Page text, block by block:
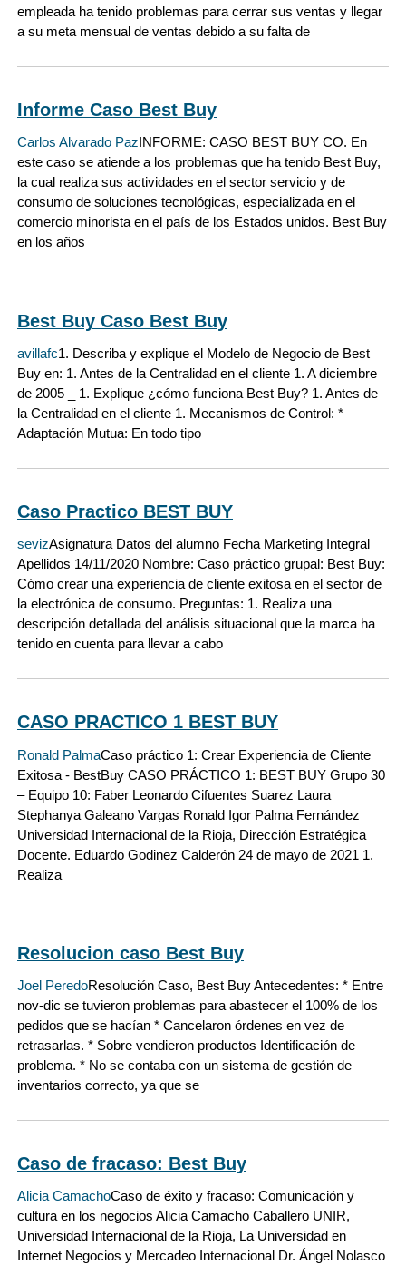
empleada ha tenido problemas para cerrar sus ventas y llegar
a su meta mensual de ventas debido a su falta de
Informe Caso Best Buy
Carlos Alvarado Paz INFORME: CASO BEST BUY CO. En
este caso se atiende a los problemas que ha tenido Best Buy,
la cual realiza sus actividades en el sector servicio y de
consumo de soluciones tecnológicas, especializada en el
comercio minorista en el país de los Estados unidos. Best Buy
en los años
Best Buy Caso Best Buy
avillafc1. Describa y explique el Modelo de Negocio de Best
Buy en: 1. Antes de la Centralidad en el cliente 1. A diciembre
de 2005 _ 1. Explique ¿cómo funciona Best Buy? 1. Antes de
la Centralidad en el cliente 1. Mecanismos de Control: *
Adaptación Mutua: En todo tipo
Caso Practico BEST BUY
sevizAsignatura Datos del alumno Fecha Marketing Integral
Apellidos 14/11/2020 Nombre: Caso práctico grupal: Best Buy:
Cómo crear una experiencia de cliente exitosa en el sector de
la electrónica de consumo. Preguntas: 1. Realiza una
descripción detallada del análisis situacional que la marca ha
tenido en cuenta para llevar a cabo
CASO PRACTICO 1 BEST BUY
Ronald PalmaCaso práctico 1: Crear Experiencia de Cliente
Exitosa - BestBuy CASO PRÁCTICO 1: BEST BUY Grupo 30
– Equipo 10: Faber Leonardo Cifuentes Suarez Laura
Stephanya Galeano Vargas Ronald Igor Palma Fernández
Universidad Internacional de la Rioja, Dirección Estratégica
Docente. Eduardo Godinez Calderón 24 de mayo de 2021 1.
Realiza
Resolucion caso Best Buy
Joel PeredoResolución Caso, Best Buy Antecedentes: * Entre
nov-dic se tuvieron problemas para abastecer el 100% de los
pedidos que se hacían * Cancelaron órdenes en vez de
retrasarlas. * Sobre vendieron productos Identificación de
problema. * No se contaba con un sistema de gestión de
inventarios correcto, ya que se
Caso de fracaso: Best Buy
Alicia CamachoCaso de éxito y fracaso: Comunicación y
cultura en los negocios Alicia Camacho Caballero UNIR,
Universidad Internacional de la Rioja, La Universidad en
Internet Negocios y Mercadeo Internacional Dr. Ángel Nolasco